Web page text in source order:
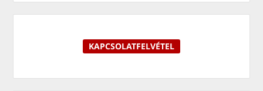
KAPCSOLATFELVÉTEL